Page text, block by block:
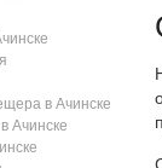
в Ачинске
Ачинске